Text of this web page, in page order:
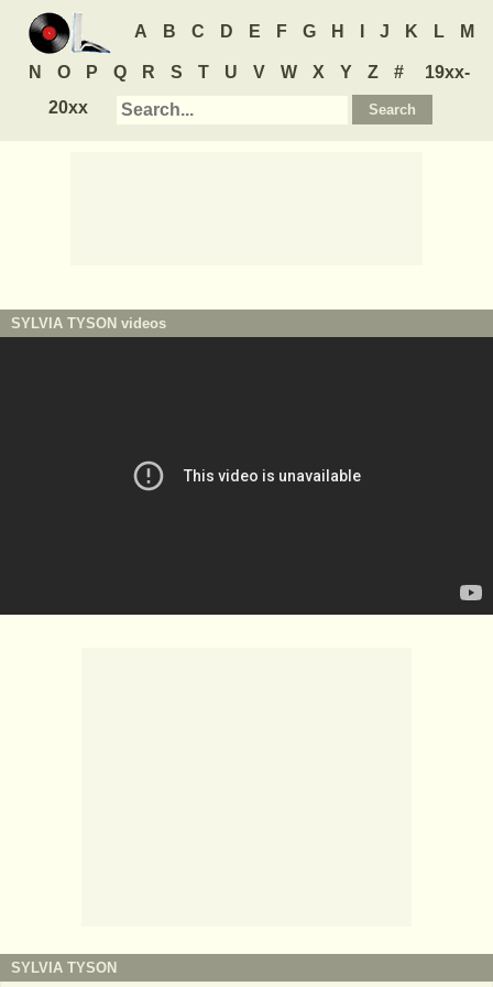
A B C D E F G H J K L M
N O P Q R S T U V W X Y Z #
19xx-
20xx
SYLVIA TYSON videos
SYLVIA TYSON